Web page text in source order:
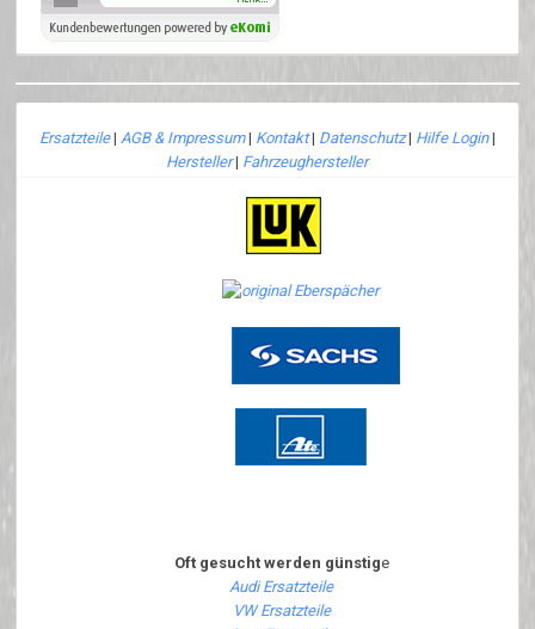
Ersatzteile| AGB & Impressum| Kontakt| Datenschutz| Hilfe Login|
Hersteller| Fahrzeughersteller
Oft gesucht werden günstige
Audi Ersatzteile
VW Ersatzteile